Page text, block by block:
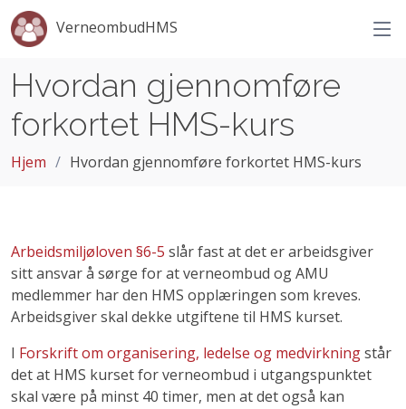
VerneombudHMS
Hvordan gjennomføre
forkortet HMS-kurs
Hjem Hvordan gjennomføre forkortet HMS-kurs
Arbeidsmiljøloven §6-5 slår fast at det er arbeidsgiver
sitt ansvar å sørge for at verneombud og AMU
medlemmer har den HMS opplæringen som kreves.
Arbeidsgiver skal dekke utgiftene til HMS kurset.
I Forskrift om organisering, ledelse og medvirkningstår
det at HMS kurset for verneombud i utgangspunktet
skal være på minst 40 timer, men at det også kan